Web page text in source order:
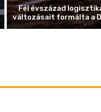
Fél évszázad
változásait formálta a